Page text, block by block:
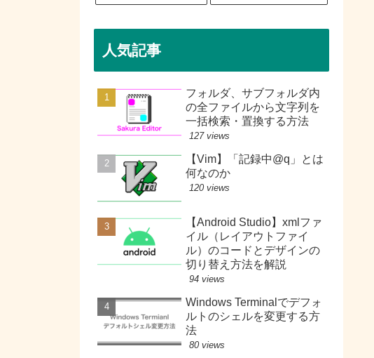
人気記事
フォルダ、サブフォルダ内
の全ファイルから文字列を
一括検索・置換する方法
127 views
【Vim】「記録中@q」とは
何なのか
120 views
【Android Studio】xmlファ
イル（レイアウトファイ
ル）のコードとデザインの
切り替え方法を解説
94 views
Windows Terminalでデフォ
ルトのシェルを変更する方
法
80 views